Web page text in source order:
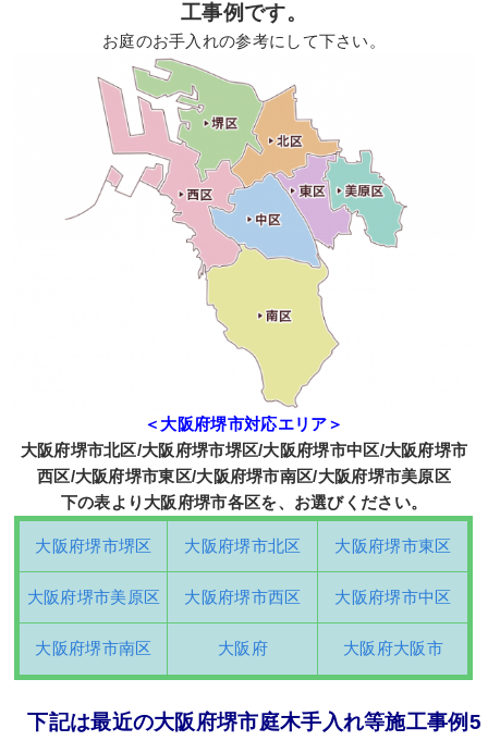
工事例です。
お庭のお手入れの参考にして下さい。
＜大阪府堺市対応エリア＞
大阪府堺市北区/大阪府堺市堺区/大阪府堺市中区/大阪府堺市
西区/大阪府堺市東区/大阪府堺市南区/大阪府堺市美原区
下の表より大阪府堺市各区を、お選びください。
大阪府堺市堺区 大阪府堺市北区 大阪府堺市東区
大阪府堺市美原区 大阪府堺市西区 大阪府堺市中区
大阪府堺市南区 大阪府 大阪府大阪市
下記は最近の大阪府堺市庭木手入れ等施工事例5